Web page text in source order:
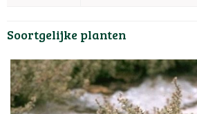
Soortgelijke planten